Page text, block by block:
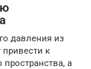
давления из
к
а